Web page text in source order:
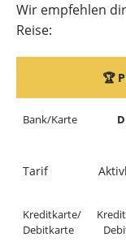
Wir empfehlen
Reise:
🏆
Bank/Karte
Tarif
Kreditkarte/
Debitkarte